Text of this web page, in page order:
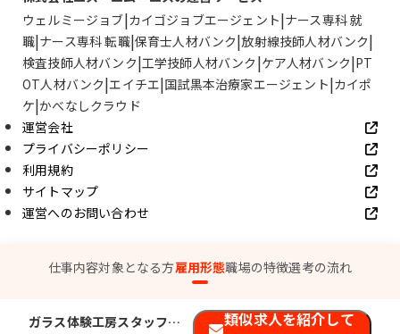
仕事内容対象となる方雇用形態職場の特徴選考の流れ
ガラス体験工房スタッフ〈軽作業〉【障】
類似求人を紹介して
ウェルミージョブ カイゴジョブエージェント ナース専科 就
職 ナース専科 転職 保育士人材バンク 放射線技師人材バンク
検査技師人材バンク 工学技師人材バンク ケア人材バンク PT
OT人材バンク エイチエ 国試黒本治療家エージェント カイポ
ケ かべなしクラウド
運営会社
プライバシーポリシー
利用規約
サイトマップ
運営へのお問い合わせ